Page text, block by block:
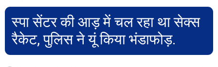
स्पा सेंटर की आड़ में चल रहा था सेक्स
रैकेट, पुलिस ने यूं किया भंडाफोड़.